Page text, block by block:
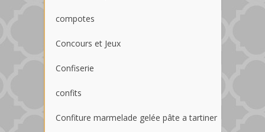
compotes
Concours et Jeux
Confiserie
confits
Confiture marmelade gelée pâte a tartiner